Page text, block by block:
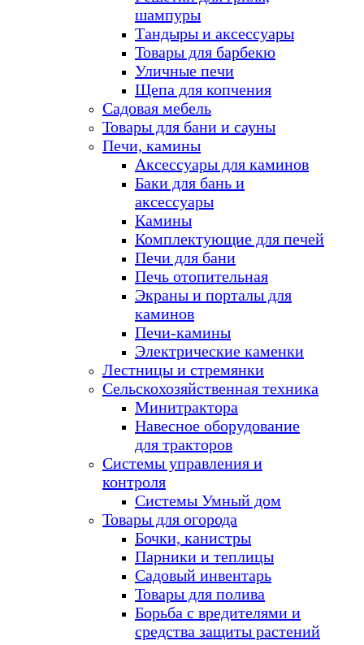
шампуры
Тандыры и аксессуары
Товары для барбекю
Уличные печи
Щепа для копчения
Садовая мебель
Товары для бани и сауны
Печи, камины
Аксессуары для каминов
Баки для бань и
аксессуары
Камины
Комплектующие для печей
Печи для бани
Печь отопительная
Экраны и порталы для
каминов
Печи-камины
Электрические каменки
Лестницы и стремянки
Сельскохозяйственная техника
Минитрактора
Навесное оборудование
для тракторов
Системы управления и
контроля
Системы Умный дом
Товары для огорода
Бочки, канистры
Парники и теплицы
Садовый инвентарь
Товары для полива
Борьба с вредителями и
средства защиты растений